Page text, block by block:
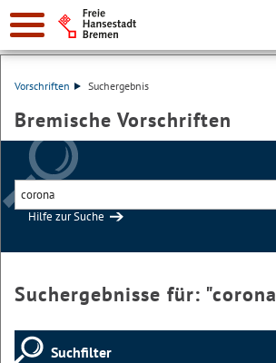
Vorschriften Suchergebnis
Bremische Vorschriften
Hilfe zur Suche
Suchergebnisse für: "corona
Suchfilter